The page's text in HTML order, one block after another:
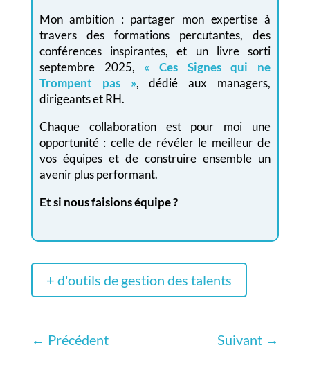
Mon ambition : partager mon expertise à
travers des formations percutantes, des
conférences inspirantes, et un livre sorti
septembre 2025, « Ces Signes qui ne
Trompent pas », dédié aux managers,
dirigeants et RH.
Chaque collaboration est pour moi une
opportunité : celle de révéler le meilleur de
vos équipes et de construire ensemble un
avenir plus performant.
Et si nous faisions équipe ?
+ d'outils de gestion des talents
← Précédent Suivant →